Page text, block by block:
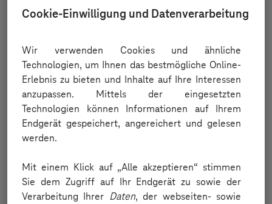
ExampleTest
private static final String
private
RemoteWebDriver driver;
private DesiredCapabilities dc =
private
final String TEST_NAME =
@BeforeEach
public
        dc
.setCapability(
        dc
.setCapability(
        driver
= new RemoteWebDriver(
Cookie-Einwilligung und Datenverarbeitung
Wir verwenden Cookies und ähnliche
Technologien, um Ihnen das bestmögliche Online-
Erlebnis zu bieten und Inhalte auf Ihre Interessen
anzupassen. Mittels der eingesetzten
Technologien können Informationen auf Ihrem
Endgerät gespeichert, angereichert und gelesen
werden.
Mit einem Klick auf „Alle akzeptieren“ stimmen
Sie dem Zugriff auf Ihr Endgerät zu sowie der
Verarbeitung Ihrer Daten, der webseiten- sowie